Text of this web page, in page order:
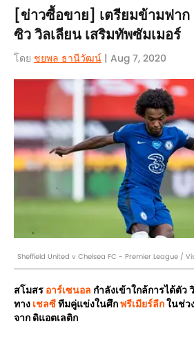
[ข่าวซื้อขาย] เตรียมข้ามฟาก
ซิว วิลเลียน เสริมทัพซัมเมอร์
โดย ชยพล ธานีวัฒน์ | Aug 7, 2020
Sheffield United v Chelsea FC - Premier League /
สโมสร อาร์เซนอล กำลังเข้าใกล้การได้ตัว
ทาง เชลซีทีมคู่แข่งในศึกพรีเมียร์ลีกในช่ว
จาก ดิแอตเลติก